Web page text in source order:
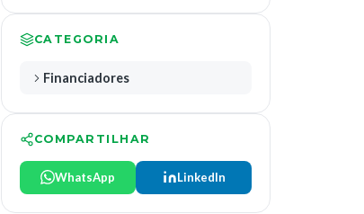
CATEGORIA
Financiadores
COMPARTILHAR
WhatsApp LinkedIn